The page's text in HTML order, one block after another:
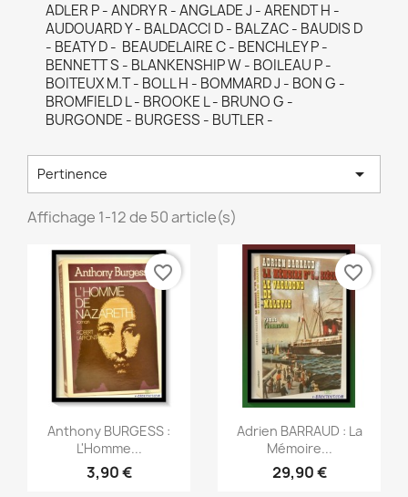
ADLER P - ANDRY R - ANGLADE J - ARENDT H -
AUDOUARD Y - BALDACCI D - BALZAC - BAUDIS D
- BEATY D - BEAUDELAIRE C - BENCHLEY P -
BENNETT S - BLANKENSHIP W - BOILEAU P -
BOITEUX M.T - BOLL H - BOMMARD J - BON G -
BROMFIELD L - BROOKE L - BRUNO G -
BURGONDE - BURGESS - BUTLER -
Pertinence 
Affichage 1-12 de 50 article(s)
Aperçu rapide
Anthony BURGESS :
L'Homme...
3,90 €
favorite_border
Aperçu rapide
Adrien BARRAUD : La
Mémoire...
29,90 €
favorite_border